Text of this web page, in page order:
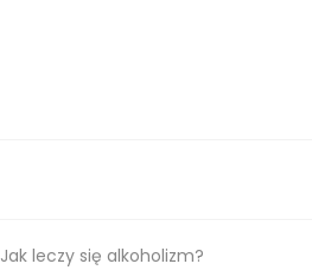
Jak leczy się alkoholizm?